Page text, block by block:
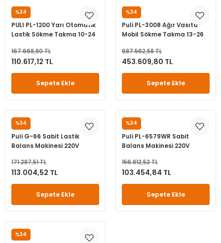
%34
PULİ
PULI PL-1200 Yarı Otomatik
Lastik Sökme Takma 10-24
167.668,80 TL
110.617,12 TL
Sepete Ekle
%34
PULİ
Puli PL-3008 Ağır Vasıta
Mobil Sökme Takma 13-26
687.562,58 TL
453.609,80 TL
Sepete Ekle
%34
PULİ
Puli G-66 Sabit Lastik
Balans Makinesi 220V
171.287,51 TL
113.004,52 TL
Sepete Ekle
%34
PULİ
Puli PL-6579WR Sabit
Balans Makinesi 220V
156.812,52 TL
103.454,84 TL
Sepete Ekle
%34
PULİ